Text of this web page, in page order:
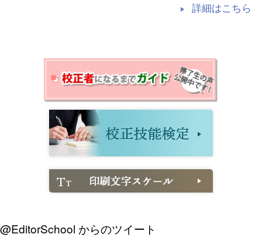
詳細はこちら
@EditorSchool からのツイート